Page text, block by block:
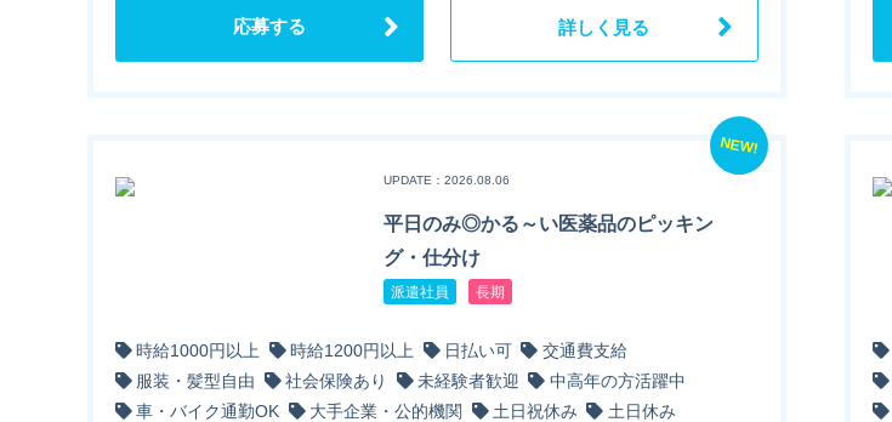
応募する 詳しく見る
NEW!
UPDATE：2026.08.06
平日のみ◎かる～い医薬品のピッキン
グ・仕分け
派遣社員 長期
時給1000円以上 時給1200円以上 日払い可
交通費支給
服装・髪型自由
社会保険あり 未経験者歓迎
中高年の方活躍中
車・バイク通勤OK
大手企業・公的機関 土日祝休み
土日休み